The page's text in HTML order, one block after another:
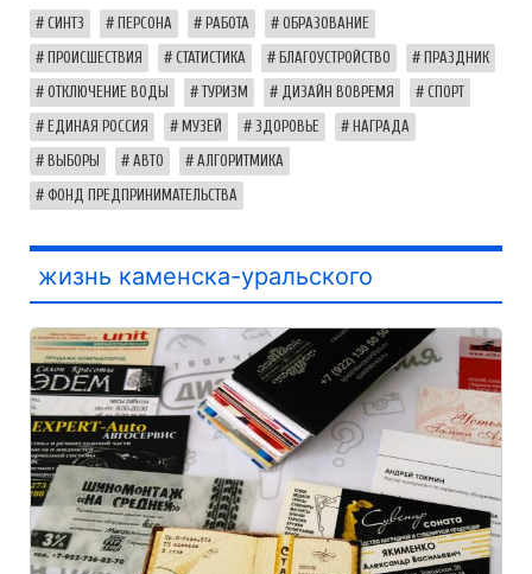
СИНТЗ ПЕРСОНА РАБОТА ОБРАЗОВАНИЕ
ПРОИСШЕСТВИЯ СТАТИСТИКА БЛАГОУСТРОЙСТВО ПРАЗДНИК
ОТКЛЮЧЕНИЕ ВОДЫ ТУРИЗМ ДИЗАЙН ВОВРЕМЯ СПОРТ
ЕДИНАЯ РОССИЯ МУЗЕЙ ЗДОРОВЬЕ НАГРАДА
ВЫБОРЫ АВТО АЛГОРИТМИКА
ФОНД ПРЕДПРИНИМАТЕЛЬСТВА
жизнь каменска-уральского